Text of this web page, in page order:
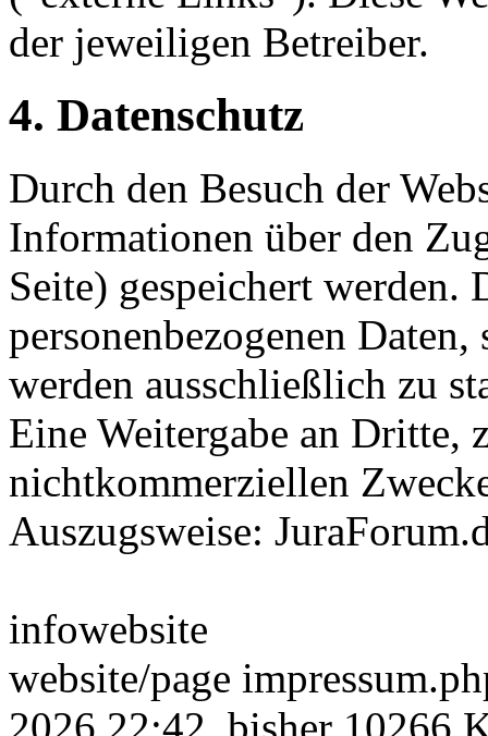
der jeweiligen Betreiber.
4. Datenschutz
Durch den Besuch der
Informationen über den
Seite) gespeichert werden.
personenbezogenen
werden ausschließlich zu
Eine Weitergabe an Dritte,
nichtkommerziellen
Auszugsweise:
infowebsite
website/page
2026 22:42, bisher 10266